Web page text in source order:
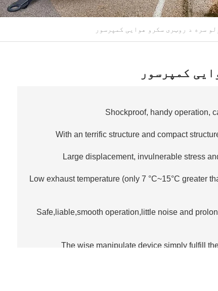
کمپرسور
Shockproof, handy operation,
3.Low exhaust temperature (only 7 °C~15°C greater
4.Safe,liable,smooth operation,little noise and
5.The wise manipulate device simply fulfill